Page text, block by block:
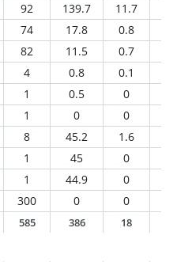
92 139.7 11.7
74 17.8 0.8
82 11.5 0.7
4 0.8 0.1
1 0.5 0
1 0 0
8 45.2 1.6
1 45 0
1 44.9 0
300 0 0
585 386 18